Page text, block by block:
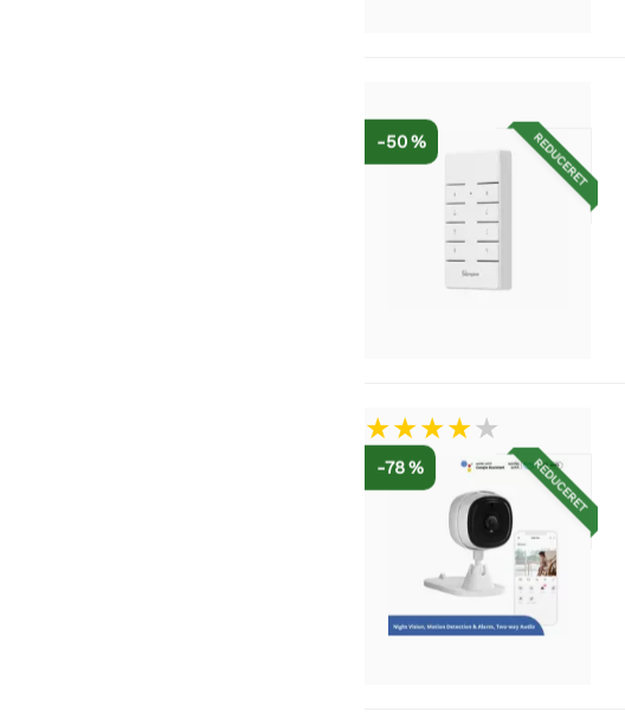
REDUCERET
-50 %
REDUCERET
-78 %